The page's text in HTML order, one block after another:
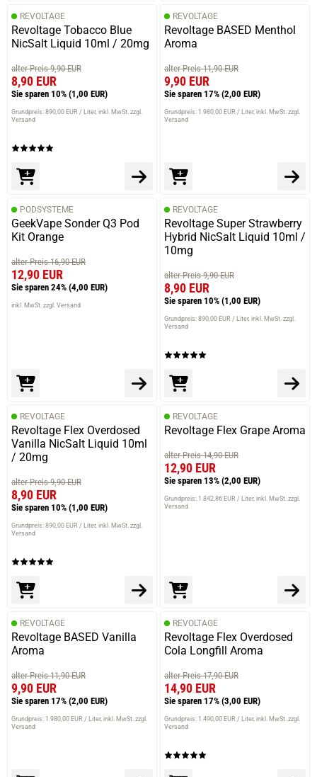
REVOLTAGE
Revoltage Tobacco Blue
NicSalt Liquid 10ml / 20mg
alter Preis 9,90 EUR
8,90 EUR
Sie sparen 10% (1,00 EUR)
Grundpreis: 890,00 EUR / Liter inkl. MwSt. zzgl.
Versand
REVOLTAGE
Revoltage BASED Menthol
Aroma
alter Preis 11,90 EUR
9,90 EUR
Sie sparen 17% (2,00 EUR)
Grundpreis: 1.980,00 EUR / Liter inkl. MwSt. zzgl.
Versand
PODSYSTEME
GeekVape Sonder Q3 Pod
Kit Orange
alter Preis 16,90 EUR
12,90 EUR
Sie sparen 24% (4,00 EUR)
inkl. MwSt. zzgl. Versand
REVOLTAGE
Revoltage Super Strawberry
Hybrid NicSalt Liquid 10ml /
10mg
alter Preis 9,90 EUR
8,90 EUR
Sie sparen 10% (1,00 EUR)
Grundpreis: 890,00 EUR / Liter inkl. MwSt. zzgl.
Versand
REVOLTAGE
Revoltage Flex Overdosed
Vanilla NicSalt Liquid 10ml
/ 20mg
alter Preis 9,90 EUR
8,90 EUR
Sie sparen 10% (1,00 EUR)
Grundpreis: 890,00 EUR / Liter inkl. MwSt. zzgl.
Versand
REVOLTAGE
Revoltage Flex Grape Aroma
alter Preis 14,90 EUR
12,90 EUR
Sie sparen 13% (2,00 EUR)
Grundpreis: 1.842,86 EUR / Liter inkl. MwSt. zzgl.
Versand
REVOLTAGE
Revoltage BASED Vanilla
Aroma
alter Preis 11,90 EUR
9,90 EUR
Sie sparen 17% (2,00 EUR)
Grundpreis: 1.980,00 EUR / Liter inkl. MwSt. zzgl.
Versand
REVOLTAGE
Revoltage Flex Overdosed
Cola Longfill Aroma
alter Preis 17,90 EUR
14,90 EUR
Sie sparen 17% (3,00 EUR)
Grundpreis: 1.490,00 EUR / Liter inkl. MwSt. zzgl.
Versand